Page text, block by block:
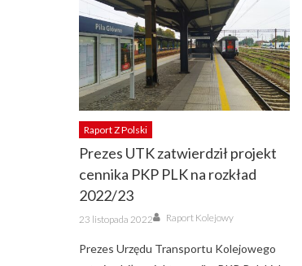
Raport Z Polski
Prezes UTK zatwierdził projekt
cennika PKP PLK na rozkład
2022/23
Posted
on
23 listopada 2022 Author
Raport Kolejowy
Prezes Urzędu Transportu Kolejowego